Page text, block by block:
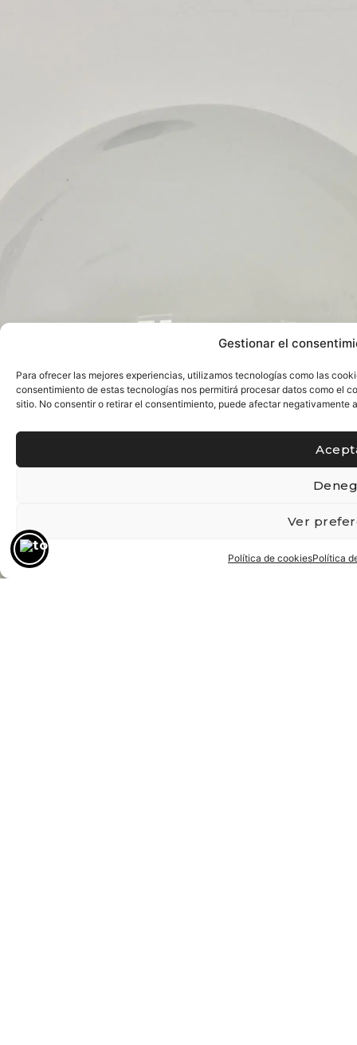
Gestionar el
Para ofrecer las mejores experiencias, utilizamos tecnologías como las
consentimiento de estas tecnologías nos permitirá procesar datos como el
sitio. No consentir o retirar el consentimiento, puede afectar negativamente
Ver
Política de cookiesPolítica